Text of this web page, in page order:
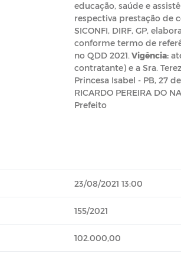
educação, saúde e
respectiva prestação de
SICONFI, DIRF, GP,
conforme termo de
no QDD 2021. Vigência:
contratante) e a Sra.
Princesa Isabel - PB, 27
RICARDO PEREIRA DO
Prefeito
23/08/2021 13:00
155/2021
102.000,00